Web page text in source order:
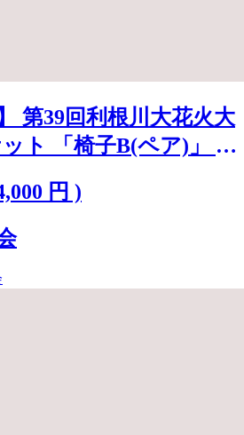
第39回利根川大花火大
ト 「椅子B(ペア)」 ※
円 )